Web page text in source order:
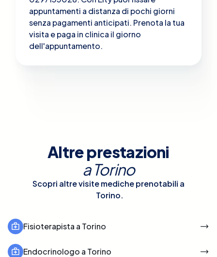
appuntamenti a distanza di pochi giorni
senza pagamenti anticipati. Prenota la tua
visita e paga in clinica il giorno
dell'appuntamento.
Altre prestazioni
aTorino
Scopri altre visite mediche prenotabili a
Torino.
Fisioterapista a Torino
Endocrinologo a Torino